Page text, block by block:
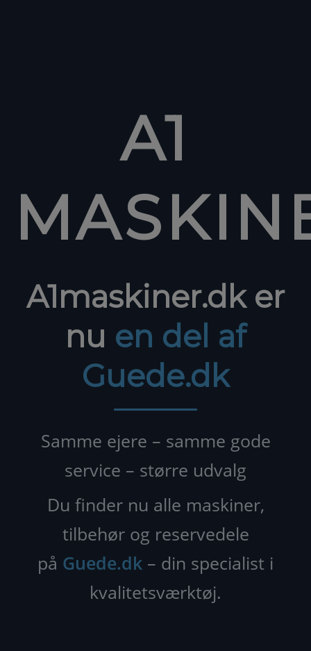
A1
A1maskiner.dk er
nu en del af
Guede.dk
Samme ejere – samme gode
service – større udvalg
Du finder nu alle maskiner,
tilbehør og reservedele
på Guede.dk – din specialist i
kvalitetsværktøj.